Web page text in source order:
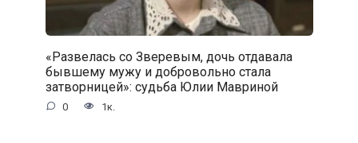
«Развелась со Зверевым, дочь отдавала
бывшему мужу и добровольно стала
затворницей»: судьба Юлии Мавриной
0 1к.